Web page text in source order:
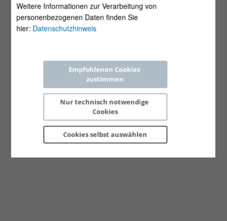
Weitere Informationen zur Verarbeitung von
personenbezogenen Daten finden Sie
hier: Datenschutzhinweis
Empfohlenen Cookies
zustimmen
Nur technisch notwendige
Cookies
Cookies selbst auswählen